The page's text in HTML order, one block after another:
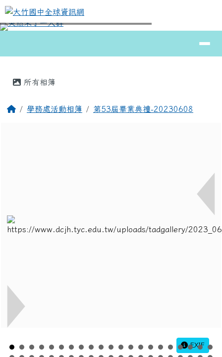
跳至主內容區
大竹國中全球資訊網
⏸
所有相簿
回首頁學務處活動相簿 第53屆畢業典禮-20230608
EXIF